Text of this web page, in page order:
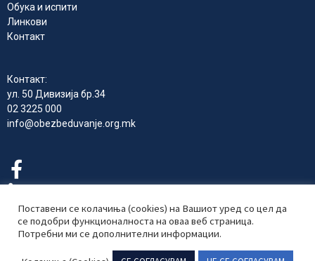
Обука и испити
Линкови
Контакт
Контакт:
ул. 50 Дивизија бр.34
02 3225 000
info@obezbeduvanje.org.mk
Комора на Република Северна Македонија за приватно
обезбедување 2024 © Сите права се задржани
Поставени се колачиња (cookies) на Вашиот уред со цел да
се подобри функционалноста на оваа веб страница.
Потребни ми се дополнителни информации.